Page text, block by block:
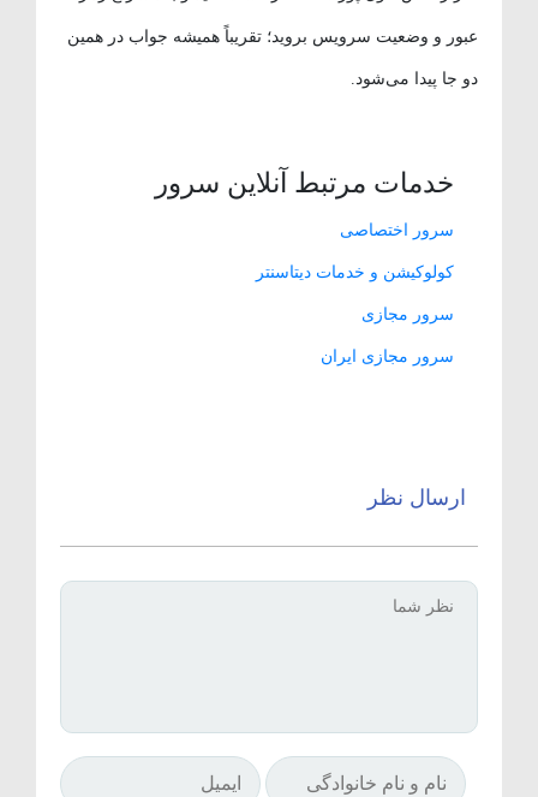
عبور و وضعیت سرویس بروید؛ تقریباً همیشه جواب در همین
دو جا پیدا می‌شود.
خدمات مرتبط آنلاین سرور
سرور اختصاصی
کولوکیشن و خدمات دیتاسنتر
سرور مجازی
سرور مجازی ایران
ارسال نظر